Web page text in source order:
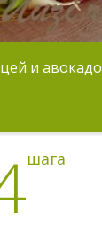
и авокадо
шага